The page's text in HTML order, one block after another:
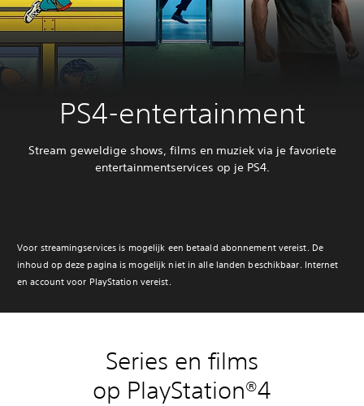
PS4-entertainment
Stream geweldige shows, films en muziek via je favoriete
entertainmentservices op je PS4.
Voor streamingservices is mogelijk een betaald abonnement vereist. De
inhoud op deze pagina is mogelijk niet in alle landen beschikbaar. Internet
en account voor PlayStation vereist.
Series en films
op PlayStation®4